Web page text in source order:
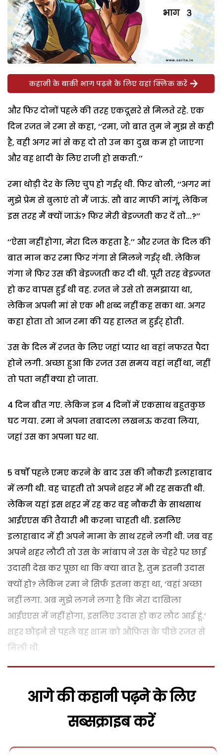
कहानी के बाकी भाग पढ़ने के लिए यहां क्लिक करें
और फिर दोनों पहले की तरह एकदूसरे से मिलते रहे. एक
दिन रजत ने रमा से कहा, ‘‘रमा, जो बात तुम ने मुझ से कही
है, वही अगर मां से कह दो तो उन का दुख कम हो जाएगा
और वह शादी के लिए राजी हो सकती.’’
रमा थोड़ी देर के लिए चुप हो गईर् थी. फिर बोली, ‘‘अगर मां
मुझे प्रेम से बुलाएं तो मैं जाऊं. सौ बार माफी मांगूं, लेकिन
इस तरह मैं क्यों जाऊं? फिर मेरी बेइज्जती कर दें तो...?’’
‘‘ऐसा नहीं होगा, मेरा दिल कहता है.’’ और रजत के दिल की
बात मान कर रमा फिर गंगा से मिलने गईर् थी. लेकिन
गंगा ने फिर उस की बेइज्जती कर दी थी. पूरी तरह बेइज्जत
हो कर वापस हुई थी वह. रजत ने उसे तो समझाया था,
लेकिन अपनी मां से एक भी शब्द नहीं कह सका था. अगर
कहा होता तो आज रमा की यह हालत न हुईर् होती.
उस के दिल में रजत के लिए जहां प्यार था वहां नफरत पैदा
होने लगी. अच्छा हुआ कि रजत उस समय वहां नहीं था, नहीं
तो पता नहीं क्या हो जाता.
4 दिन बीत गए. लेकिन इन 4 दिनों में एकसाथ बहुतकुछ
घट गया. रमा ने अपना तबादला लखनऊ करवा लिया,
जहां उस का अपना घर था.
5 वर्षों पहले एमए करने के बाद उस की नौकरी इलाहाबाद
में लगी थी. वह चाहती तो अपने शहर में भी रह सकती थी.
लेकिन यहां इस शहर में रह कर वह नौकरी के साथसाथ
आईएएस की तैयारी भी करना चाहती थी. इसलिए
इलाहाबाद में ही अपने मामा के साथ रहने लगी थी. जब वह
अपने शहर लौटी तो उस के मांबाप ने उस के चेहरे पर छाई
उदासी देख कर पूछा था कि क्या बात है, तुम इतनी उदास
क्यों हो? लेकिन रमा ने सिर्फ इतना कहा था, ‘वहां अच्छा
नहीं लगा. अब मुझे लगने लगा है कि मेरा दाखिला
आईएएस में नहीं होगा, इसलिए उदास हो कर लौट आई हूं.’
शहर छोड़ने से पहले वह शाम को औफिस के पीछे रजत से
मिली थी.
आगे की कहानी पढ़ने के लिए
सब्सक्राइब करें